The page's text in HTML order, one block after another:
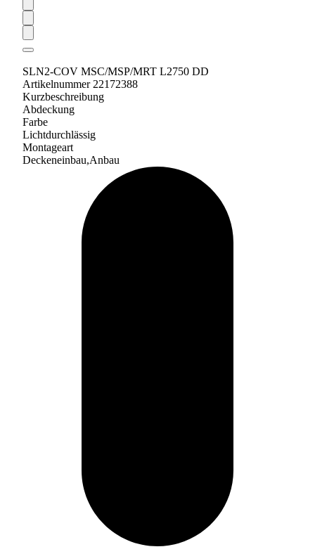
SLN2-COV MSC/MSP/MRT L2750 DD
Artikelnummer 22172388
Kurzbeschreibung
Abdeckung
Farbe
Lichtdurchlässig
Montageart
Deckeneinbau,Anbau